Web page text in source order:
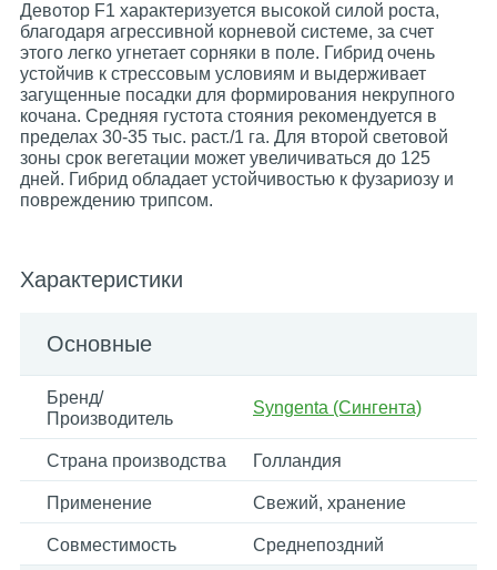
Девотор F1 характеризуется высокой силой роста,
благодаря агрессивной корневой системе, за счет
этого легко угнетает сорняки в поле. Гибрид очень
устойчив к стрессовым условиям и выдерживает
загущенные посадки для формирования некрупного
кочана. Средняя густота стояния рекомендуется в
пределах 30-35 тыс. раст./1 га. Для второй световой
зоны срок вегетации может увеличиваться до 125
дней. Гибрид обладает устойчивостью к фузариозу и
повреждению трипсом.
Характеристики
Основные
Бренд/
Производитель
Syngenta (Сингента)
Страна производства Голландия
Применение Свежий, хранение
Совместимость Среднепоздний